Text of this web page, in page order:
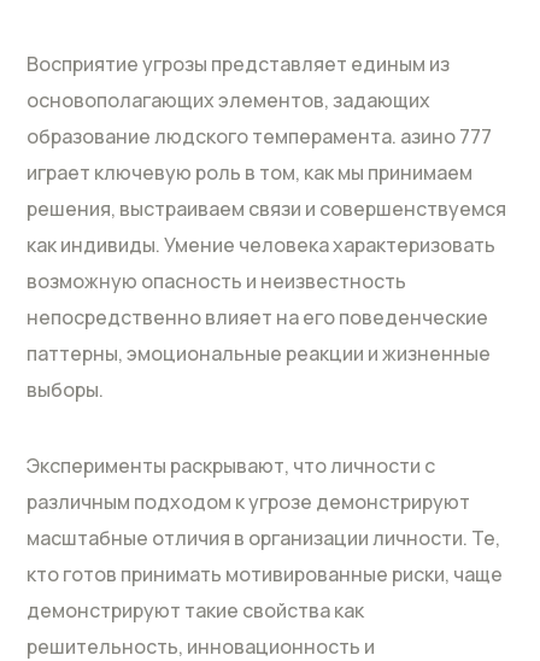
Восприятие угрозы представляет единым из
основополагающих элементов, задающих
образование людского темперамента. азино 777
играет ключевую роль в том, как мы принимаем
решения, выстраиваем связи и совершенствуемся
как индивиды. Умение человека характеризовать
возможную опасность и неизвестность
непосредственно влияет на его поведенческие
паттерны, эмоциональные реакции и жизненные
выборы.
Эксперименты раскрывают, что личности с
различным подходом к угрозе демонстрируют
масштабные отличия в организации личности. Те,
кто готов принимать мотивированные риски, чаще
демонстрируют такие свойства как
решительность, инновационность и